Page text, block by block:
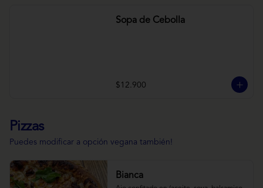
Sopa de Cebolla
$12.900
Pizzas
Puedes modificar a opción vegana también!
Bianca